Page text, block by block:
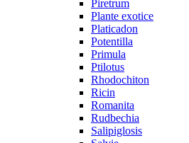
Piretrum
Plante exotice
Platicadon
Potentilla
Primula
Ptilotus
Rhodochiton
Ricin
Romanita
Rudbechia
Salipiglosis